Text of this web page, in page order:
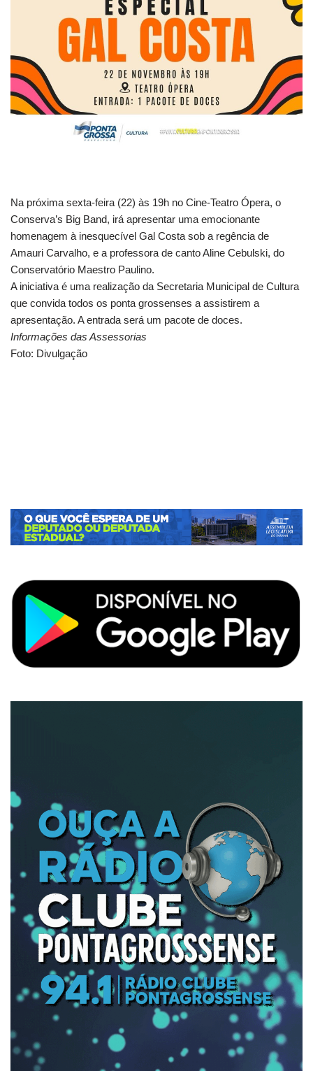
Na próxima sexta-feira (22) às 19h no Cine-Teatro Ópera, o
Conserva’s Big Band, irá apresentar uma emocionante
homenagem à inesquecível Gal Costa sob a regência de
Amauri Carvalho, e a professora de canto Aline Cebulski, do
Conservatório Maestro Paulino.
A iniciativa é uma realização da Secretaria Municipal de Cultura
que convida todos os ponta grossenses a assistirem a
apresentação. A entrada será um pacote de doces.
Informações das Assessorias
Foto: Divulgação